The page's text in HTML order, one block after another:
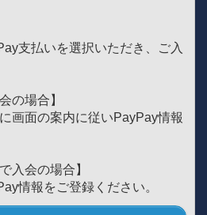
支払いを選択いただき、ご入
の場合】
画面の案内に従いPayPay情報
入会の場合】
情報をご登録ください。